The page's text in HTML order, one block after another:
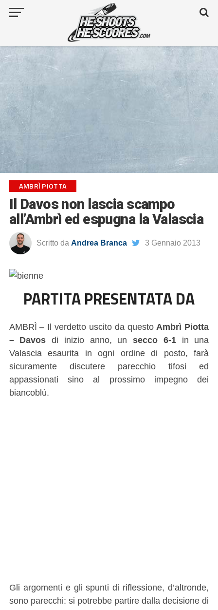
AMBRÌ PIOTTA
Il Davos non lascia scampo
all’Ambrì ed espugna la Valascia
Scritto da Andrea Branca 3 Gennaio 2013
PARTITA PRESENTATA DA
AMBRÌ – Il verdetto uscito da questo Ambrì Piotta
– Davos di inizio anno, unsecco 6-1in una
Valascia esaurita in ogni ordine di posto, farà
sicuramente discutere parecchio tifosi ed
appassionati sino al prossimo impegno dei
biancoblù.
Gli argomenti e gli spunti di riflessione, d’altronde,
sono parecchi: si potrebbe partire dalla decisione di